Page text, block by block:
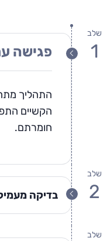
פגישה
התהליך
הקשיים
חומרתם.
שלב
1
בדיקה
שלב
2
שלב